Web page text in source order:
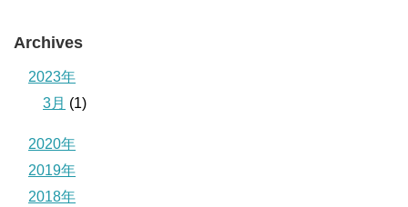
Archives
2023年
3月 (1)
2020年
2019年
2018年